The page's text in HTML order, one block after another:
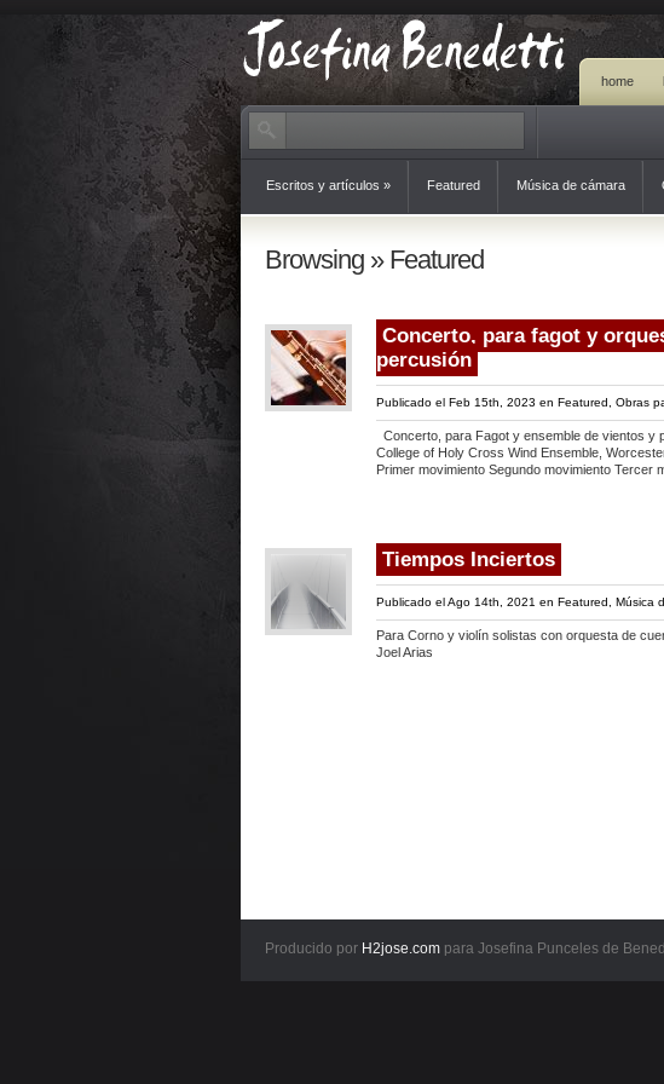
home
Escritos y artículos » Featured Música de cámara
Browsing » Featured
Concerto, para fagot y
percusión
Publicado el Feb 15th, 2023 en Featured Obras
Concerto, para Fagot y ensemble de vientos y
College of Holy Cross Wind Ensemble,
Primer movimiento Segundo movimiento Tercer
Tiempos Inciertos
Publicado el Ago 14th, 2021 en Featured Música
Para Corno y violín solistas con orquesta de
Joel Arias
Producido por H2jose.com para Josefina Punceles de